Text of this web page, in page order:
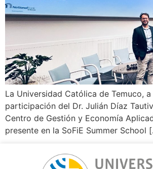
La Universidad Católica de Temuco,
participación del Dr. Julián Díaz
Centro de Gestión y Economía
presente en la SoFiE Summer School